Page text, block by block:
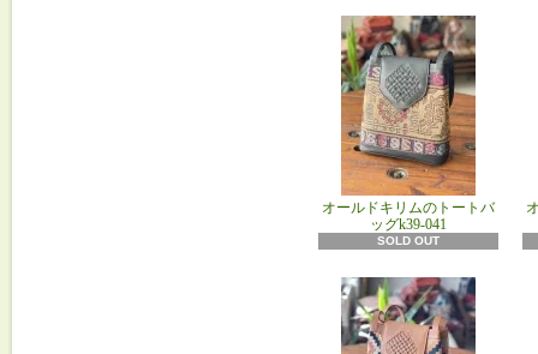
オールドキリムのトートバ
ッグk39-041
SOLD OUT